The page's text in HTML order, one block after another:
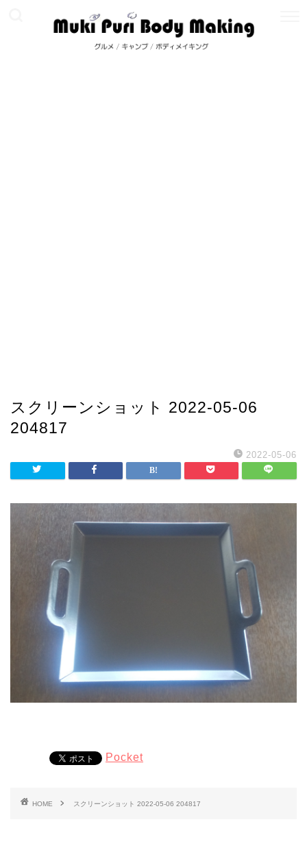
スクリーンショット 2022-05-06
204817
2022-05-06
Pocket
HOME スクリーンショット 2022-05-06 204817